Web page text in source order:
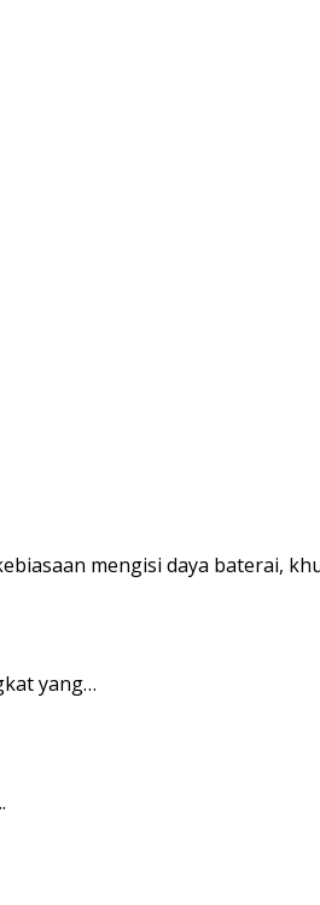
mengisi daya baterai,
yang…